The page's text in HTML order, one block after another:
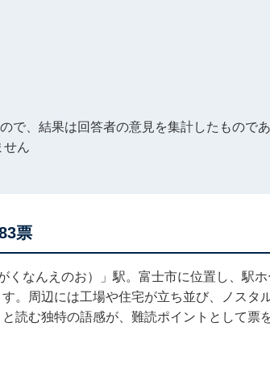
、結果は回答者の意見を集計したものであ
せん
票
くなんえのお）」駅。富士市に位置し、駅ホ
。周辺には工場や住宅が立ち並び、ノスタ
読む独特の語感が、難読ポイントとして票